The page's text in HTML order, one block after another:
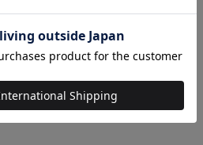
ージしたボタンダウンシャツ
ラインを強調するために通常サ
したサイズ感に調整しました。